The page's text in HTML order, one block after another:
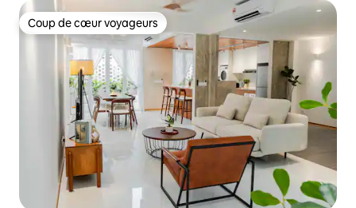
Coup de cœur voyageurs
Coup de cœur voyageurs